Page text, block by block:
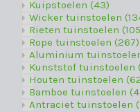
Kuipstoelen(43)
Wicker tuinstoelen
Rieten tuinstoelen
Rope tuinstoelen(267)
Aluminium
Kunststof tuinstoelen
Houten tuinstoelen
Bamboe tuinstoelen
Antraciet tuinstoelen